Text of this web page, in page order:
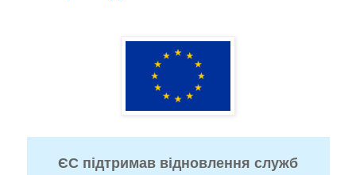
ЄС підтримав відновлення служб